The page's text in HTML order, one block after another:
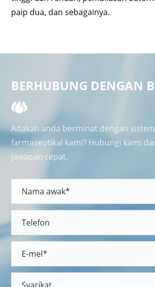
paip dua, dan sebagainya.
BERHUBUNG DENGAN
Adakah anda berminat dengan
farmaseutikal kami? Hubungi kami
jawapan cepat.